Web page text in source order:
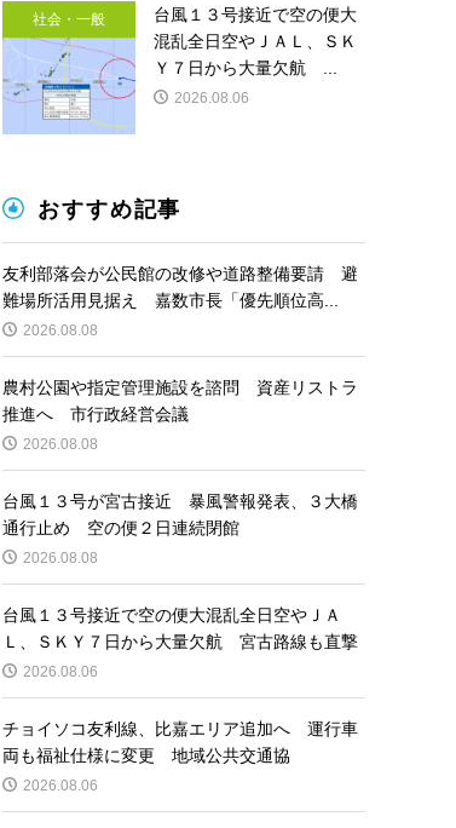
社会・一般
台風１３号接近で空の便大
混乱全日空やＪＡＬ、ＳＫ
Ｙ７日から大量欠航 ...
2026.08.06
おすすめ記事
友利部落会が公民館の改修や道路整備要請 避
難場所活用見据え 嘉数市長「優先順位高...
2026.08.08
農村公園や指定管理施設を諮問 資産リストラ
推進へ 市行政経営会議
2026.08.08
台風１３号が宮古接近 暴風警報発表、３大橋
通行止め 空の便２日連続閉館
2026.08.08
台風１３号接近で空の便大混乱全日空やＪＡ
Ｌ、ＳＫＹ７日から大量欠航 宮古路線も直撃
2026.08.06
チョイソコ友利線、比嘉エリア追加へ 運行車
両も福祉仕様に変更 地域公共交通協
2026.08.06